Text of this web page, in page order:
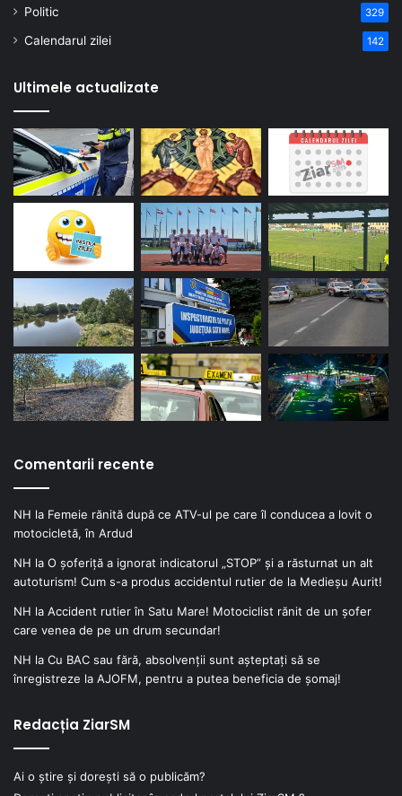
Politic 329
Calendarul zilei 142
Ultimele actualizate
Comentarii recente
NH la Femeie rănită după ce ATV-ul pe care îl conducea a lovit o
motocicletă, în Ardud
NH la O șoferiță a ignorat indicatorul „STOP” și a răsturnat un alt
autoturism! Cum s-a produs accidentul rutier de la Medieșu Aurit!
NH la Accident rutier în Satu Mare! Motociclist rănit de un șofer
care venea de pe un drum secundar!
NH la Cu BAC sau fără, absolvenții sunt așteptați să se
înregistreze la AJOFM, pentru a putea beneficia de șomaj!
Redacția ZiarSM
Ai o știre și dorești să o publicăm?